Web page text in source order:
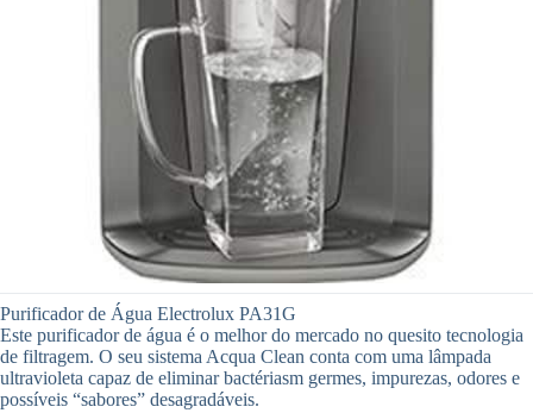
Purificador de Água Electrolux PA31G
Este purificador de água é o melhor do mercado no quesito tecnologia
de filtragem. O seu sistema Acqua Clean conta com uma lâmpada
ultravioleta capaz de eliminar bactériasm germes, impurezas, odores e
possíveis “sabores” desagradáveis.